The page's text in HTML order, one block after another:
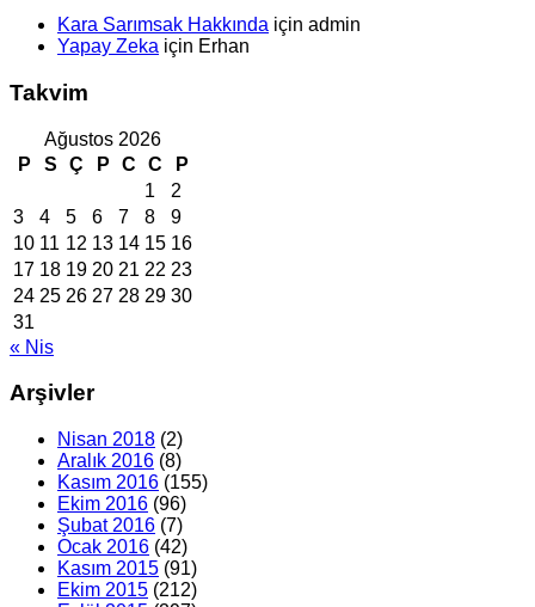
Kara Sarımsak Hakkında için admin
Yapay Zeka için Erhan
Takvim
Ağustos 2026
P
S Ç P C C
P
1
2
3
4 5 6 7 8
9
10 11 12 13 14 15 16
17 18 19 20 21 22 23
24 25 26 27 28 29 30
31
« Nis
Arşivler
Nisan 2018 (2)
Aralık 2016 (8)
Kasım 2016 (155)
Ekim 2016 (96)
Şubat 2016 (7)
Ocak 2016 (42)
Kasım 2015 (91)
Ekim 2015 (212)